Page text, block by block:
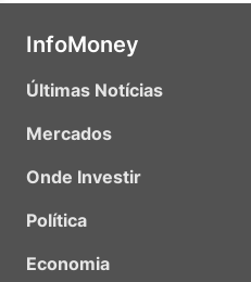
InfoMoney
Últimas Notícias
Mercados
Onde Investir
Política
Economia